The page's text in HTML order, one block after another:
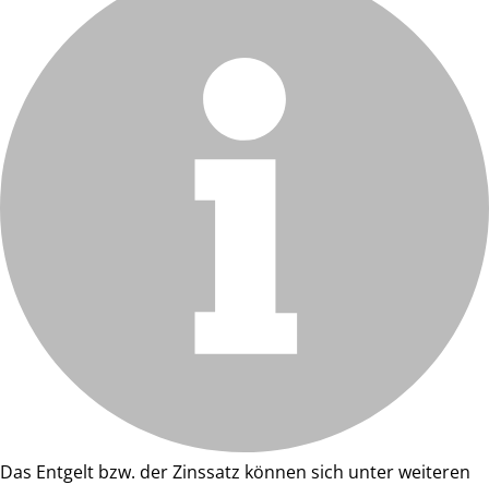
Das Entgelt bzw. der Zinssatz können sich unter weiteren